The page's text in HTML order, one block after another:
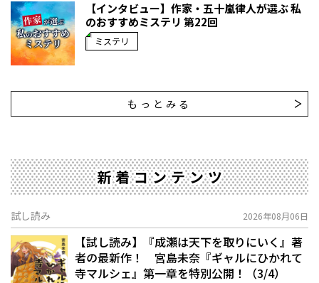
【インタビュー】作家・五十嵐律人が選ぶ 私
のおすすめミステリ 第22回
ミステリ
もっとみる
新着コンテンツ
試し読み 2026年08月06日
【試し読み】『成瀬は天下を取りにいく』著
者の最新作！ 宮島未奈『ギャルにひかれて
寺マルシェ』第一章を特別公開！（3/4）